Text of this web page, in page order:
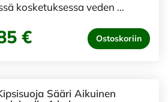
kosketuksessa veden …
€ Ostoskoriin
Sääri Aikuinen